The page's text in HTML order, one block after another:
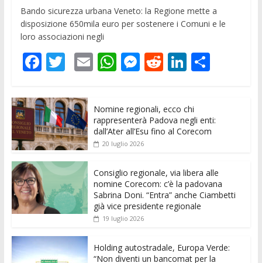
Bando sicurezza urbana Veneto: la Regione mette a
disposizione 650mila euro per sostenere i Comuni e le
loro associazioni negli
F
e
b
o
o
k
T
itt
er
E
l
W
s
A
p
p
M
ss
e
n
er
R
di
t
Li
k
e
dI
C
di
vi
Nomine regionali, ecco chi
rappresenterà Padova negli enti:
dall’Ater all’Esu fino al Corecom
20 luglio 2026
Consiglio regionale, via libera alle
nomine Corecom: c’è la padovana
Sabrina Doni. “Entra” anche Ciambetti
già vice presidente regionale
19 luglio 2026
Holding autostradale, Europa Verde:
“Non diventi un bancomat per la